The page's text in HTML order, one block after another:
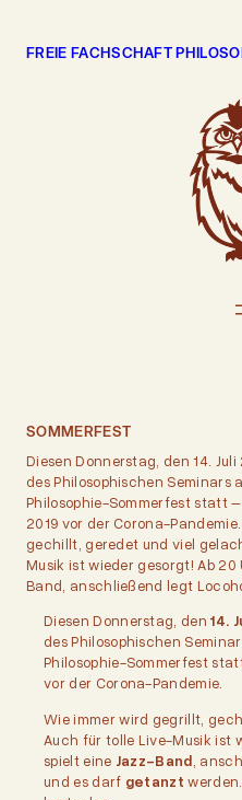
springen
FREIE FACHSCHAFT
SOMMERFEST
Diesen Donnerstag, den 14.
des Philosophischen Seminars
Philosophie-Sommerfest statt
2019 vor der Corona-
gechillt, geredet und viel
Musik ist wieder gesorgt! Ab
Band, anschließend legt
Diesen Donnerstag, den14.
des Philosophischen
Philosophie-Sommerfest
vor der Corona-Pandemie.
Wie immer wird gegrillt,
Auch für tolle Live-Musik ist
spielt eine Jazz-Band,
und es darf getanzt